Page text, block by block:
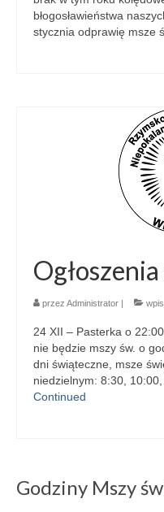
błogosławieństwa
stycznia odprawię msze
przez Administrator |
24 XII – Pasterka o
nie będzie mszy św. o
dni świąteczne, msze
niedzielnym: 8:30,
Continued
Godziny Mszy